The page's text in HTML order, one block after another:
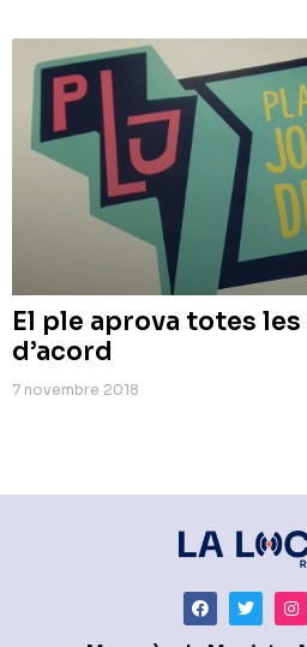
El ple aprova totes
d’acord
7 novembre 2018